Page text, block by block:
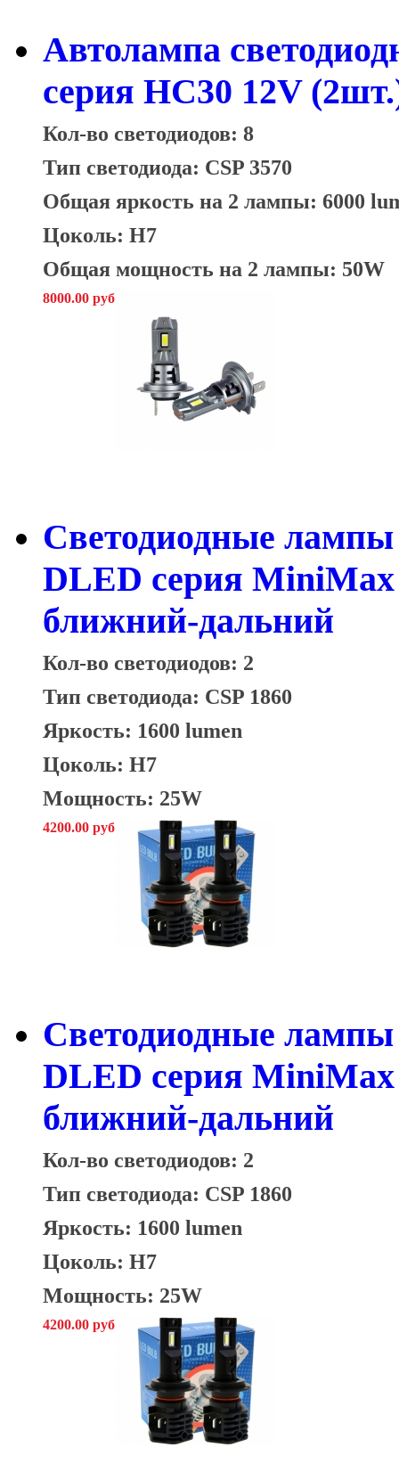
Автолампа
серия HC30 12V
Кол-во светодиодов: 8
Тип светодиода: CSP 3570
Общая яркость на 2 лампы: 6000
Цоколь: H7
Общая мощность на 2 лампы: 50W
8000.00 руб
Светодиодные лампы
DLED серия
ближний-дальний
Кол-во светодиодов: 2
Тип светодиода: CSP 1860
Яркость: 1600 lumen
Цоколь: H7
Мощность: 25W
4200.00 руб
Светодиодные лампы
DLED серия
ближний-дальний
Кол-во светодиодов: 2
Тип светодиода: CSP 1860
Яркость: 1600 lumen
Цоколь: H7
Мощность: 25W
4200.00 руб